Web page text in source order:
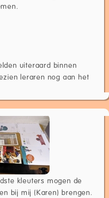
uiteraard binnen
leraren nog aan het
kleuters mogen de
bij mij (Karen) brengen.